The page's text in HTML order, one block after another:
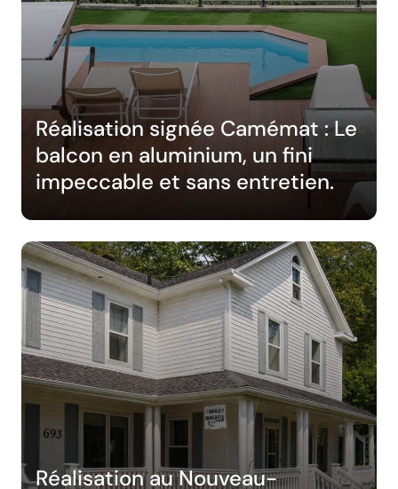
Réalisation signée Camémat : Le
balcon en aluminium, un fini
impeccable et sans entretien.
Réalisation au Nouveau-